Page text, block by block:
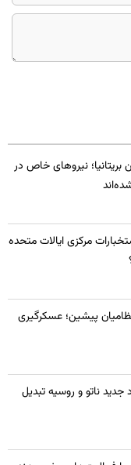
نیروهای خاص در
مرکزی ایالات متحده
پیشین؛ عسکرگیری
جدید ناتو و روسیه تبدیل